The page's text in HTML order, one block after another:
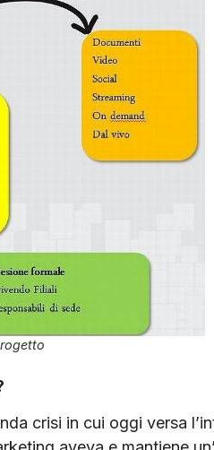
crisi in cui oggi versa